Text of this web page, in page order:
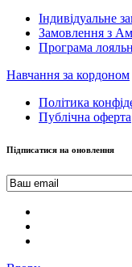
Індивідуальне
Замовлення з
Програма
Навчання за кордоном
Політика
Публічна оферта
Підписатися на оновлення